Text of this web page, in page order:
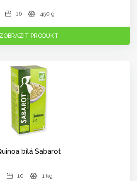
16 450 g
ZOBRAZIT PRODUKT
bílá Sabarot
10 1 kg